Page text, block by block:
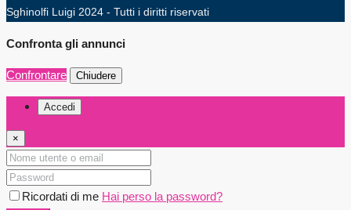
Sghinolfi Luigi 2024 - Tutti i diritti riservati
Confronta gli annunci
Confrontare Chiudere
Accedi
×
Ricordati di me Hai perso la password?